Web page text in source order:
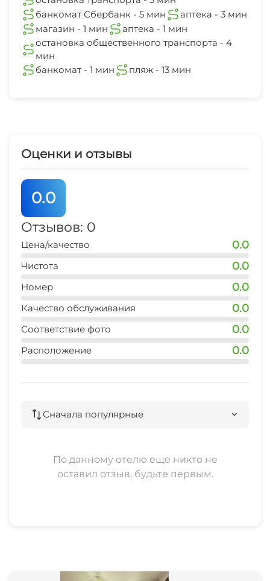
Настольный теннис
Дартс
Каток
Массаж
Ночной клуб
Караоке
Библиотека
Настольные игры и/или пазлы
Сад
Место для пикника
Конные прогулки
банкомат Сбербанк - 5 мин
аптека - 3 мин
магазин - 1 мин
аптека - 1 мин
остановка общественного транспорта - 4
мин
банкомат - 1 мин
пляж - 13 мин
Оценки и отзывы
0.0
Отзывов: 0
Цена/качество 0.0
Чистота 0.0
Номер 0.0
Качество обслуживания 0.0
Соответствие фото 0.0
Расположение 0.0
Сначала популярные
По данному отелю еще никто не
оставил отзыв, будьте первым.